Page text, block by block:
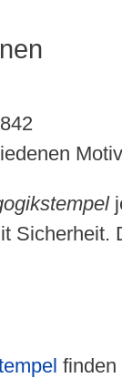
Sicherheit.
finden